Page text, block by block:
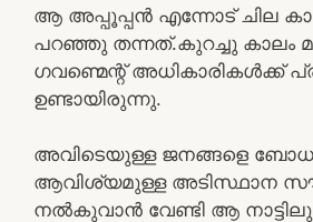
ആ അപ്പൂപ്പൻ എന്നോട് ചില
പറഞ്ഞു തന്നത്.കുറച്ചു കാലം
ഗവണ്മെന്റ് അധികാരികൾക്ക്
ഉണ്ടായിരുന്നു.
അവിടെയുള്ള ജനങ്ങളെ
ആവിശ്യമുള്ള അടിസ്ഥാന
നൽകുവാൻ വേണ്ടി ആ